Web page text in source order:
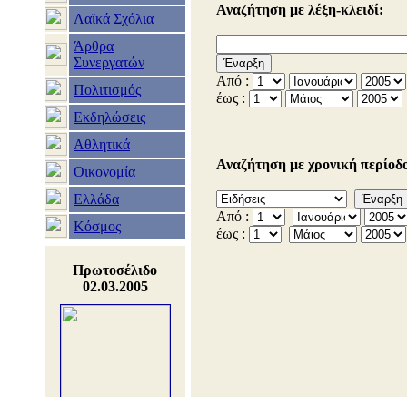
Λαϊκά Σχόλια
Άρθρα
Συνεργατών
Πολιτισμός
Εκδηλώσεις
Αθλητικά
Οικονομία
Ελλάδα
Κόσμος
Πρωτοσέλιδο
02.03.2005
Αναζήτηση με λέξη-κλειδί:
Από :
έως :
Αναζήτηση με χρονική
Από :
έως :